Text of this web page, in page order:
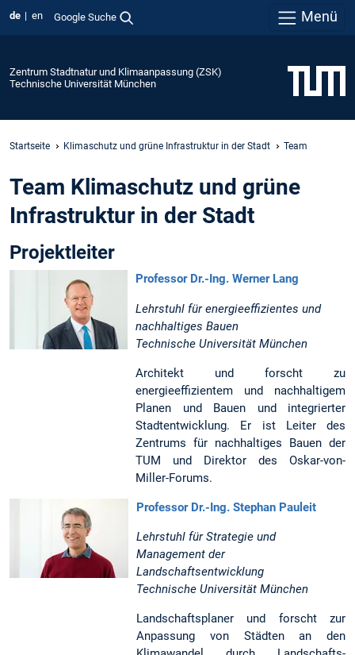
de en Google Suche Menü
Zentrum Stadtnatur und Klimaanpassung (ZSK)
Technische Universität München
Startseite Klimaschutz und grüne Infrastruktur in der Stadt Team
Team Klimaschutz und grüne
Infrastruktur in der Stadt
Projektleiter
Professor Dr.-Ing. Werner Lang
Lehrstuhl für energieeffizientes und
nachhaltiges Bauen
Technische Universität München
Architekt und forscht zu
energieeffizientem und nachhaltigem
Planen und Bauen und integrierter
Stadt­ent­wicklung. Er ist Leiter des
Zentrums für nach­haltiges Bauen der
TUM und Direktor des Oskar-von-
Miller-­Forums.
Professor Dr.-Ing. Stephan Pauleit
Lehrstuhl für Strategie und
Management der
Landschaftsentwicklung
Technische Universität München
Landschaftsplaner und forscht zur
Anpassung von Städten an den